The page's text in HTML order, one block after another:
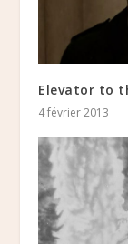
Elevator to
4 février 2013